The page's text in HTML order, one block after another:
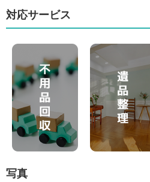
対応サービス
写真